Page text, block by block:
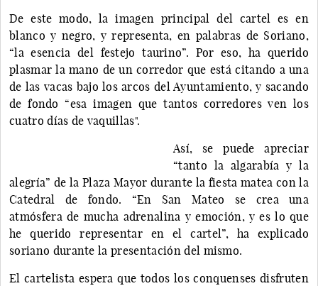
De este modo, la imagen principal del cartel es en
blanco y negro, y representa, en palabras de Soriano,
“la esencia del festejo taurino”. Por eso, ha querido
plasmar la mano de un corredor que está citando a una
de las vacas bajo los arcos del Ayuntamiento, y sacando
de fondo “esa imagen que tantos corredores ven los
cuatro días de vaquillas".
Así, se puede apreciar
“tanto la algarabía y la
alegría” de la Plaza Mayor durante la fiesta matea con la
Catedral de fondo. “En San Mateo se crea una
atmósfera de mucha adrenalina y emoción, y es lo que
he querido representar en el cartel”, ha explicado
soriano durante la presentación del mismo.
El cartelista espera que todos los conquenses disfruten